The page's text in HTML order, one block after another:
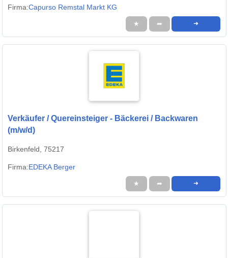
Firma:Capurso Remstal Markt KG
★ ➦ ➜
Verkäufer / Quereinsteiger - Bäckerei / Backwaren
(m/w/d)
Birkenfeld, 75217
Firma:EDEKA Berger
★ ➦ ➜